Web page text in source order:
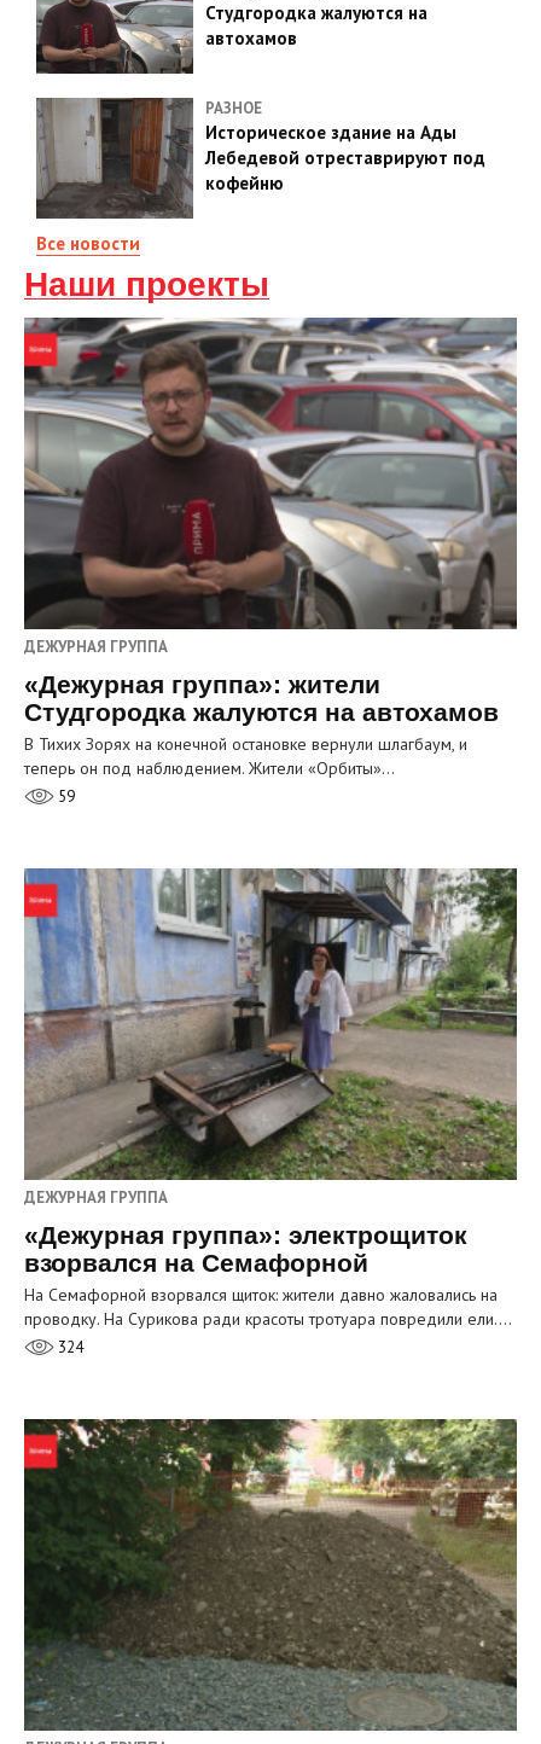
Студгородка жалуются на
автохамов
РАЗНОЕ
Историческое здание на Ады
Лебедевой отреставрируют под
кофейню
Все новости
Наши проекты
ДЕЖУРНАЯ ГРУППА
«Дежурная группа»: жители
Студгородка жалуются на автохамов
В Тихих Зорях на конечной остановке вернули шлагбаум, и
теперь он под наблюдением. Жители «Орбиты»…
59
ДЕЖУРНАЯ ГРУППА
«Дежурная группа»: электрощиток
взорвался на Семафорной
На Семафорной взорвался щиток: жители давно жаловались на
проводку. На Сурикова ради красоты тротуара повредили ели.…
324